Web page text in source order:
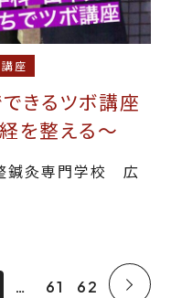
座
できるツボ講座
整える～
鍼灸専門学校 広
61 62